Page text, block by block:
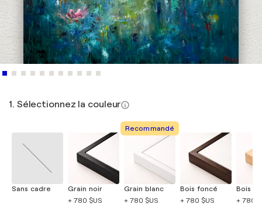
1. Sélectionnez la couleur
Sans cadre
Grain noir
+ 780 $US
Recommandé
Grain blanc
+ 780 $US
Bois foncé
+ 780 $US
Bois
+ 780